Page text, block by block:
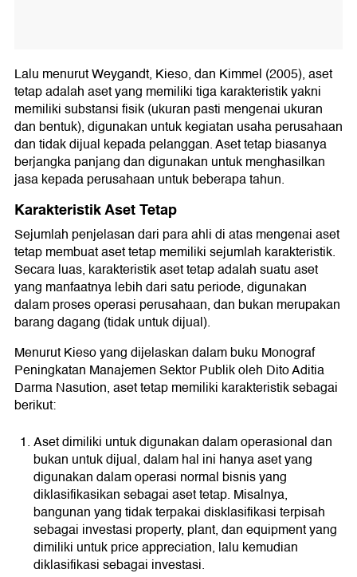
Lalu menurut Weygandt, Kieso, dan Kimmel (2005), aset
tetap adalah aset yang memiliki tiga karakteristik yakni
memiliki substansi fisik (ukuran pasti mengenai ukuran
dan bentuk), digunakan untuk kegiatan usaha perusahaan
dan tidak dijual kepada pelanggan. Aset tetap biasanya
berjangka panjang dan digunakan untuk menghasilkan
jasa kepada perusahaan untuk beberapa tahun.
Karakteristik Aset Tetap
Sejumlah penjelasan dari para ahli di atas mengenai aset
tetap membuat aset tetap memiliki sejumlah karakteristik.
Secara luas, karakteristik aset tetap adalah suatu aset
yang manfaatnya lebih dari satu periode, digunakan
dalam proses operasi perusahaan, dan bukan merupakan
barang dagang (tidak untuk dijual).
Menurut Kieso yang dijelaskan dalam buku Monograf
Peningkatan Manajemen Sektor Publik oleh Dito Aditia
Darma Nasution, aset tetap memiliki karakteristik sebagai
berikut:
Aset dimiliki untuk digunakan dalam operasional dan
bukan untuk dijual, dalam hal ini hanya aset yang
digunakan dalam operasi normal bisnis yang
diklasifikasikan sebagai aset tetap. Misalnya,
bangunan yang tidak terpakai disklasifikasi terpisah
sebagai investasi property, plant, dan equipment yang
dimiliki untuk price appreciation, lalu kemudian
diklasifikasi sebagai investasi.